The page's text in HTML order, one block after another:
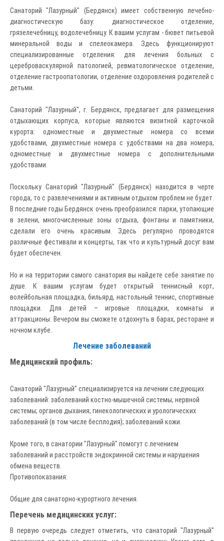
Санаторий "Лазурный" (Бердянск) имеет собственную лечебно-
диагностическую базу: диагностическое отделение,
грязелечебницу, водолечебницу. К вашим услугам - бювет питьевой
минеральной воды и спелеокамера. Здесь функционируют
специализированные отделения: для лечения больных с
цереброваскулярной патологией, ревматологическое отделение,
отделение гастроопатологии, отделение оздоровления родителей с
детьми.
Санаторий "Лазурный", г. Бердянск, предлагает для размещения
отдыхающих корпуса, которые являются визитной карточкой
курорта: одноместные и двухместные номера со всеми
удобствами, двухместные номера с удобствами на два номера,
одноместные и двухместные номера с дополнительными
удобствами.
Поскольку Санаторий "Лазурный" (Бердянск) находится в черте
города, то с развлечениями и активным отдыхом проблем не будет.
В последние годы Бердянск очень преобразился: парки, утопающие
в зелени, многочисленные зоны отдыха, фонтаны и памятники,
сделали его очень красивым. Здесь регулярно проводятся
различные фестивали и концерты, так что и культурный досуг вам
будет обеспечен.
Но и на территории самого санатория вы найдете себе занятие по
душе. К вашим услугам будет открытый теннисный корт,
волейбольная площадка, бильярд, настольный теннис, спортивные
площадки. Для детей – игровые площадки, комнаты и
аттракционы. Вечером вы сможете отдохнуть в барах, ресторане и
ночном клубе.
Лечение заболеваний
Медицинский профиль:
Санаторий "Лазурный" специализируется на лечении следующих
заболеваний: заболеваний костно-мышечной системы; нервной
системы; органов дыхания; гинекологических и урологических
заболеваний (в том числе бесплодия); заболеваний кожи.
Кроме того, в санатории "Лазурный" помогут с лечением
заболеваний и расстройств эндокринной системы и нарушения
обмена веществ.
Противопоказания:
Общие для санаторно-курортного лечения.
Перечень медицинских услуг:
В первую очередь следует отметить, что санаторий "Лазурный"